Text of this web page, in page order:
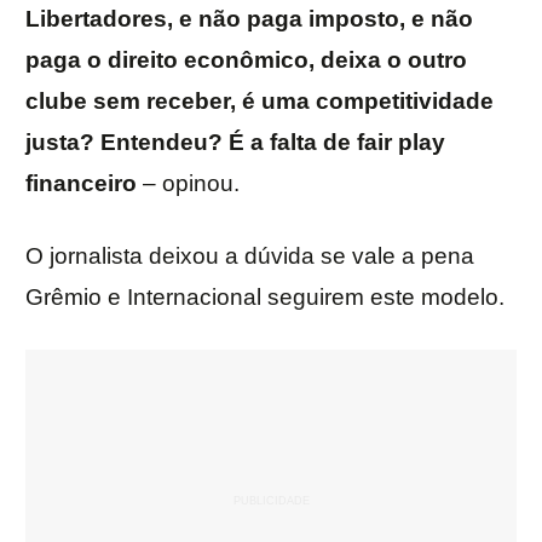
Libertadores, e não paga imposto, e não
paga o direito econômico, deixa o outro
clube sem receber, é uma competitividade
justa? Entendeu? É a falta de fair play
financeiro – opinou.
O jornalista deixou a dúvida se vale a pena
Grêmio e Internacional seguirem este modelo.